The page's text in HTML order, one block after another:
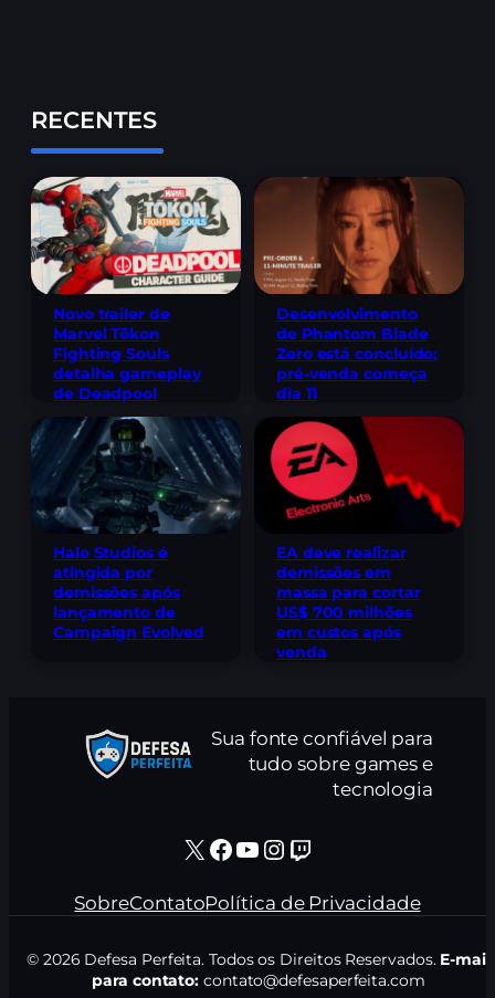
RECENTES
Novo trailer de
Marvel Tōkon
Fighting Souls
detalha gameplay
de Deadpool
Desenvolvimento
de Phantom Blade
Zero está concluído;
pré-venda começa
dia 11
Halo Studios é
atingida por
demissões após
lançamento de
Campaign Evolved
EA deve realizar
demissões em
massa para cortar
US$ 700 milhões
em custos após
venda
Sua fonte confiável para
tudo sobre games e
tecnologia
X Facebook Youtube Instagram Twitch
SobreContatoPolítica de Privacidade
© 2026 Defesa Perfeita. Todos os Direitos Reservados. E-mail
para contato: contato@defesaperfeita.com